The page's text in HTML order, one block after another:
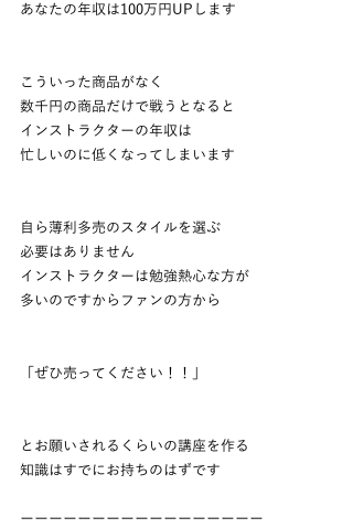
あなたの年収は100万円UPします
こういった商品がなく
数千円の商品だけで戦うとなると
インストラクターの年収は
忙しいのに低くなってしまいます
自ら薄利多売のスタイルを選ぶ
必要はありません
インストラクターは勉強熱心な方が
多いのですからファンの方から
「ぜひ売ってください！！」
とお願いされるくらいの講座を作る
知識はすでにお持ちのはずです
ーーーーーーーーーーーーーーーーー